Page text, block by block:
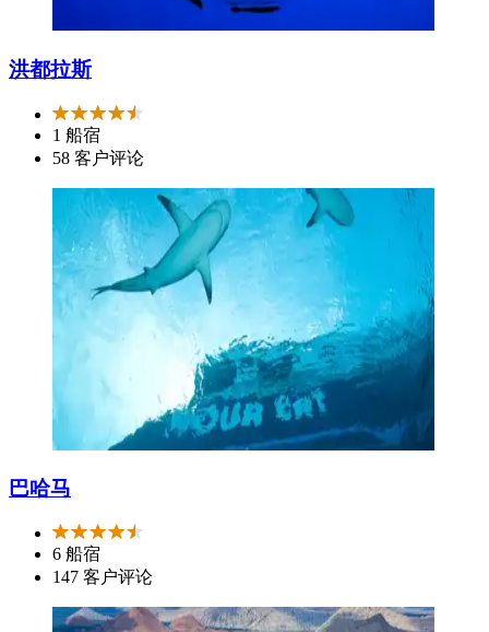
洪都拉斯
1 船宿
58 客户评论
巴哈马
6 船宿
147 客户评论